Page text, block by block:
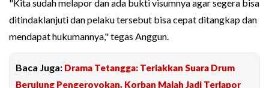
"Kita sudah melapor dan ada bukti visumnya agar segera bisa
ditindaklanjuti dan pelaku tersebut bisa cepat ditangkap dan
mendapat hukumannya," tegas Anggun.
Baca Juga: Drama Tetangga: Teriakkan Suara Drum
Berujung Pengeroyokan, Korban Malah Jadi Terlapor